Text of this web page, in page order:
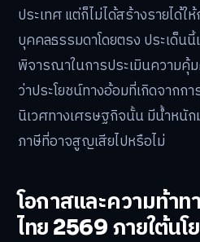
ประเทศ แต่ก็ไม่ได้สร้างรายได้ใ
บุคคลธรรมดาโดยตรง ประเด็น
พิจารณาในการประเมินความคุ้ม
ว่าประโยชน์ทางอ้อมที่เกิดจากก
นิเวศทางเศรษฐกิจนั้น มีน้ำหนัก
ภาษีที่อาจสูญเสียไปหรือไม่
โอกาสและความท้า
ไทย 2569 ภายใต้นโ